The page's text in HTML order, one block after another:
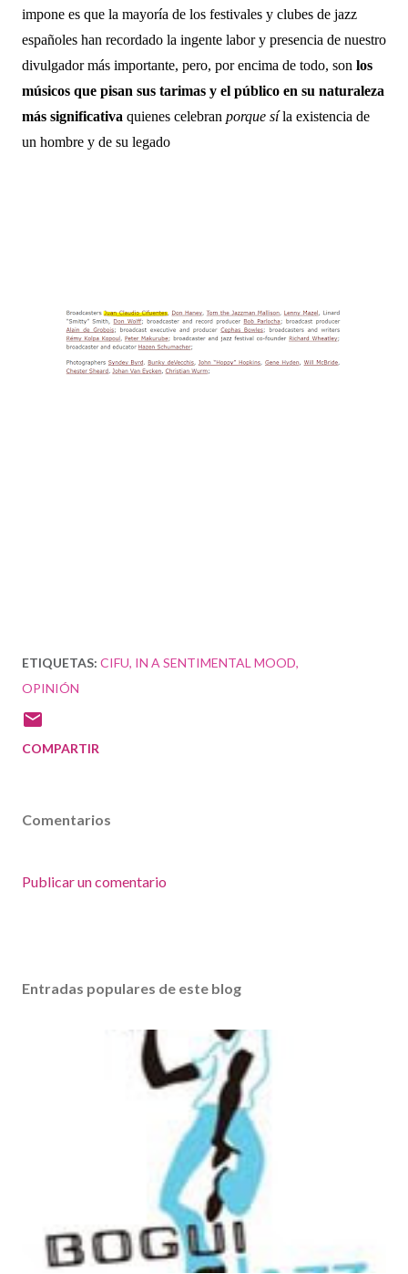
impone es que la mayoría de los festivales y clubes de jazz
españoles han recordado la ingente labor y presencia de nuestro
divulgador más importante, pero, por encima de todo, son los
músicos que pisan sus tarimas y el público en su naturaleza
más significativa quienes celebran porque sí la existencia de
un hombre y de su legado
ETIQUETAS: CIFU IN A SENTIMENTAL MOOD
OPINIÓN
COMPARTIR
Comentarios
Publicar un comentario
Entradas populares de este blog